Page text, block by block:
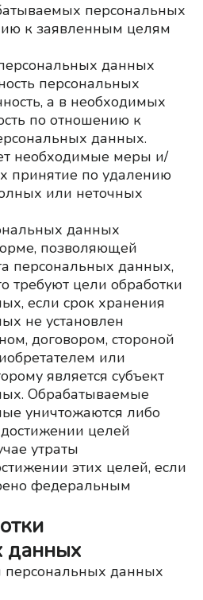
персональных
к заявленным целям
данных
персональных
а в необходимых
по отношению к
данных.
необходимые меры и/
принятие по удалению
или неточных
данных
позволяющей
персональных данных,
требуют цели обработки
если срок хранения
не установлен
договором, стороной
или
является субъект
Обрабатываемые
уничтожаются либо
целей
утраты
этих целей, если
федеральным
данных
персональных данных